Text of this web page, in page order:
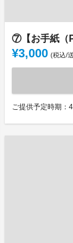
⑦【お手紙（
¥3,000 (税込/
ご提供予定時期：